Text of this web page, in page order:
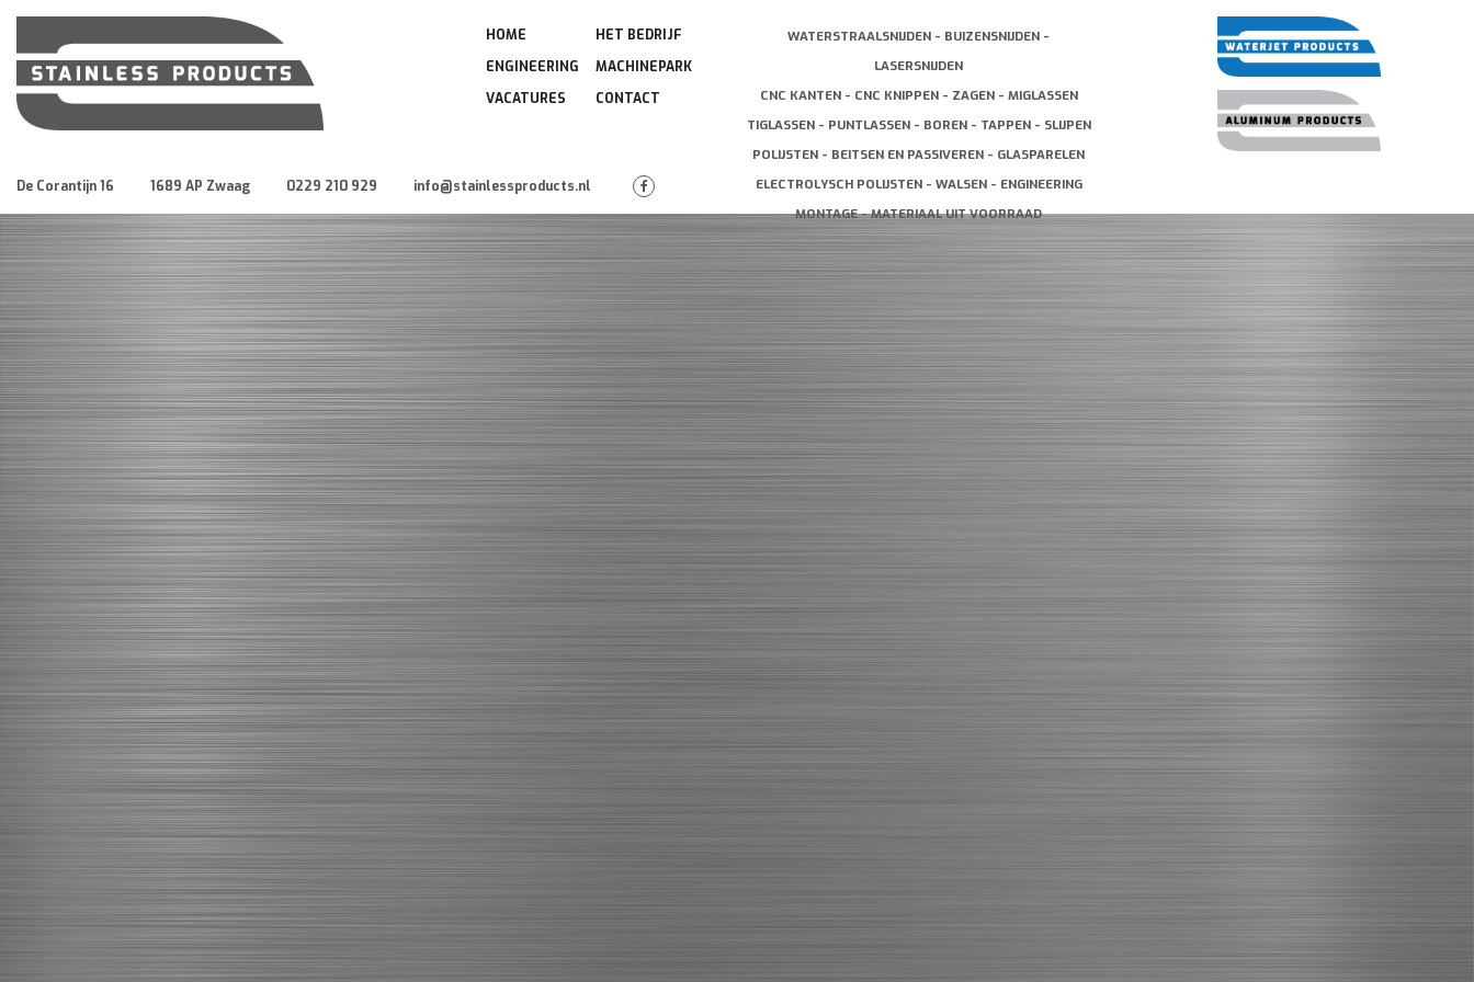
WATERSTRAALSNIJDEN - BUIZENSNIJDEN -
LASERSNIJDEN
CNC KANTEN - CNC KNIPPEN - ZAGEN - MIGLASSEN
TIGLASSEN - PUNTLASSEN - BOREN - TAPPEN - SLIJPEN
POLIJSTEN - BEITSEN EN PASSIVEREN - GLASPARELEN
ELECTROLYSCH POLIJSTEN - WALSEN - ENGINEERING
MONTAGE - MATERIAAL UIT VOORRAAD
HOME
HET BEDRIJF
ENGINEERING
MACHINEPARK
VACATURES
CONTACT
De Corantijn 16 1689 AP Zwaag 0229 210 929 info@stainlessproducts.nl